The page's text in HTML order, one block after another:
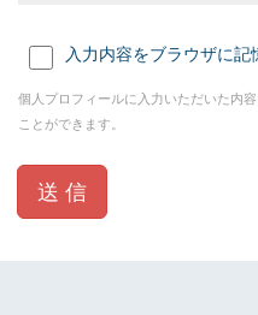
当サイトでは、「
することができる
入力内容をブラウザに記
個人プロフィールに入力いただいた内
ことができます。